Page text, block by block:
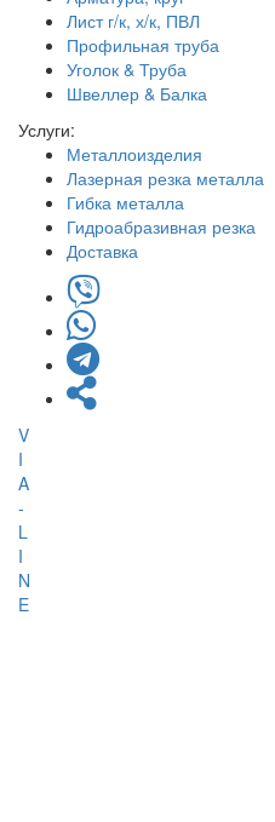
Лист г/к, х/к, ПВЛ
Профильная труба
Уголок & Труба
Швеллер & Балка
Услуги:
Металлоизделия
Лазерная резка металла
Гибка металла
Гидроабразивная резка
Доставка
V
I
A
-
L
I
N
E